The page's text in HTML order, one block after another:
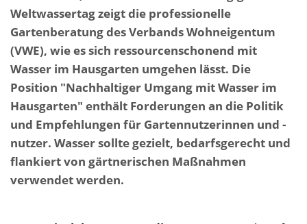
Weltwassertag zeigt die professionelle
Gartenberatung des Verbands Wohneigentum
(VWE), wie es sich ressourcenschonend mit
Wasser im Hausgarten umgehen lässt. Die
Position "Nachhaltiger Umgang mit Wasser im
Hausgarten" enthält Forderungen an die Politik
und Empfehlungen für Gartennutzerinnen und -
nutzer. Wasser sollte gezielt, bedarfsgerecht und
flankiert von gärtnerischen Maßnahmen
verwendet werden.